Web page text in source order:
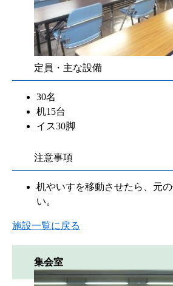
定員・主な設備
30名
机15台
イス30脚
注意事項
机やいすを移動させたら、元
い。
施設一覧に戻る
集会室